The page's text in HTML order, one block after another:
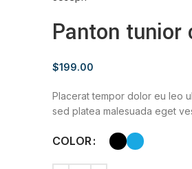
Panton tunior
$199.00
Placerat tempor dolor eu leo
sed platea malesuada eget
COLOR